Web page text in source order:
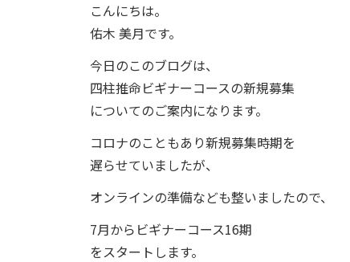
こんにちは。
佑木 美月です。
今日のこのブログは、
四柱推命ビギナーコースの新規募集
についてのご案内になります。
コロナのこともあり新規募集時期を
遅らせていましたが、
オンラインの準備なども整いましたので、
7月からビギナーコース16期
をスタートします。